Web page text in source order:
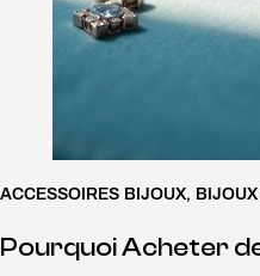
ACCESSOIRES BIJOUX,
Pourquoi Acheter